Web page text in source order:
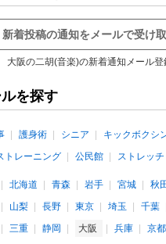
新着投稿の通知をメールで受け
大阪の二胡(音楽)の新着通知メール登
を探す
護身術 シニア キックボクシ
トレーニング
公民館 ストレッチ
北海道 青森 岩手 宮城 秋
山梨 長野 東京 埼玉 千葉
三重 静岡 大阪 兵庫 京都